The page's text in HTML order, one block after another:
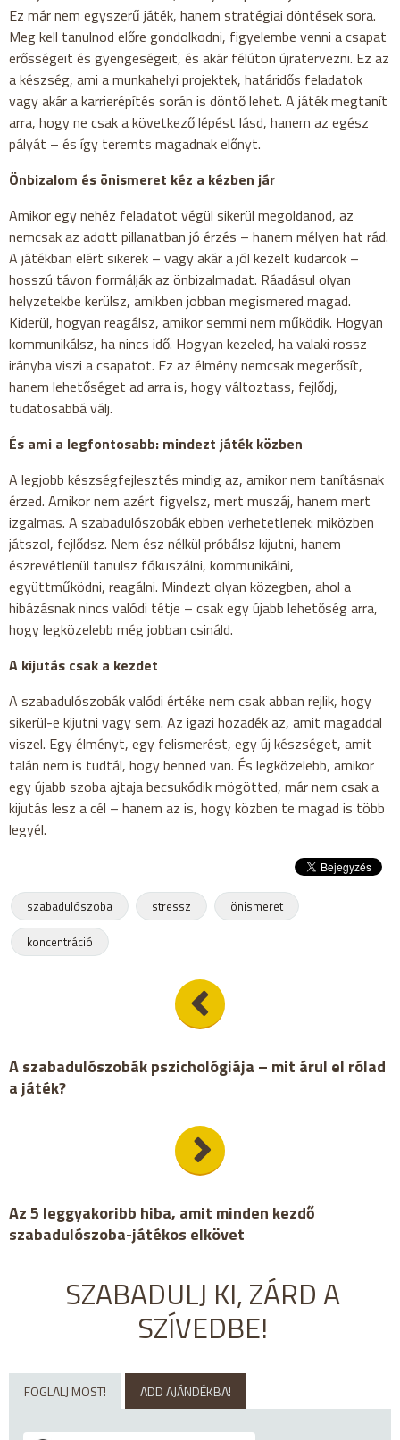
Ez már nem egyszerű játék, hanem stratégiai döntések sora.
Meg kell tanulnod előre gondolkodni, figyelembe venni a csapat
erősségeit és gyengeségeit, és akár félúton újratervezni. Ez az
a készség, ami a munkahelyi projektek, határidős feladatok
vagy akár a karrierépítés során is döntő lehet. A játék megtanít
arra, hogy ne csak a következő lépést lásd, hanem az egész
pályát – és így teremts magadnak előnyt.
Önbizalom és önismeret kéz a kézben jár
Amikor egy nehéz feladatot végül sikerül megoldanod, az
nemcsak az adott pillanatban jó érzés – hanem mélyen hat rád.
A játékban elért sikerek – vagy akár a jól kezelt kudarcok –
hosszú távon formálják az önbizalmadat. Ráadásul olyan
helyzetekbe kerülsz, amikben jobban megismered magad.
Kiderül, hogyan reagálsz, amikor semmi nem működik. Hogyan
kommunikálsz, ha nincs idő. Hogyan kezeled, ha valaki rossz
irányba viszi a csapatot. Ez az élmény nemcsak megerősít,
hanem lehetőséget ad arra is, hogy változtass, fejlődj,
tudatosabbá válj.
És ami a legfontosabb: mindezt játék közben
A legjobb készségfejlesztés mindig az, amikor nem tanításnak
érzed. Amikor nem azért figyelsz, mert muszáj, hanem mert
izgalmas. A szabadulószobák ebben verhetetlenek: miközben
játszol, fejlődsz. Nem ész nélkül próbálsz kijutni, hanem
észrevétlenül tanulsz fókuszálni, kommunikálni,
együttműködni, reagálni. Mindezt olyan közegben, ahol a
hibázásnak nincs valódi tétje – csak egy újabb lehetőség arra,
hogy legközelebb még jobban csináld.
A kijutás csak a kezdet
A szabadulószobák valódi értéke nem csak abban rejlik, hogy
sikerül-e kijutni vagy sem. Az igazi hozadék az, amit magaddal
viszel. Egy élményt, egy felismerést, egy új készséget, amit
talán nem is tudtál, hogy benned van. És legközelebb, amikor
egy újabb szoba ajtaja becsukódik mögötted, már nem csak a
kijutás lesz a cél – hanem az is, hogy közben te magad is több
legyél.
szabadulószoba stressz
önismeret
koncentráció
A szabadulószobák pszichológiája – mit árul el rólad
a játék?
Az 5 leggyakoribb hiba, amit minden kezdő
szabadulószoba-játékos elkövet
SZABADULJ KI, ZÁRD A
SZÍVEDBE!
FOGLALJ MOST! ADD AJÁNDÉKBA!